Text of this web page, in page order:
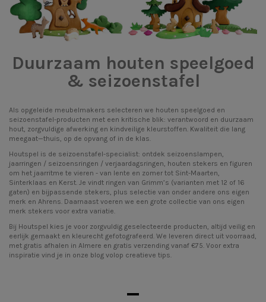
Duurzaam houten speelgoed
& seizoenstafel
Als opgeleide meubelmakers selecteren we houten speelgoed en
seizoenstafel-producten met een kritische blik: verantwoord en duurzaam
hout, zorgvuldige afwerking en kindveilige kleurstoffen. Kwaliteit die lang
meegaat—thuis, op de opvang of in de klas.
Houtspel is de seizoenstafel-specialist: ontdek seizoenslampen,
jaarringen / seizoensringen / verjaardagsringen, houten stekers en figuren
om het jaarritme te vieren - van lente en zomer tot Sint-Maarten,
Sinterklaas en Kerst. Je vindt ringen van Grimm’s (varianten met 12 of 16
gaten) en bijpassende stekers, plus selectie van onder andere ons eigen
merk en Ahrens. Daarnaast voeren we een grote collectie van ons eigen
merk stekers voor extra variatie.
Bij Houtspel kies je voor zorgvuldig geselecteerde producten, altijd veilig en
eerlijk gemaakt en kleurecht gefotografeerd. We leveren direct uit voorraad,
met gratis afhalen in Almere en gratis verzending vanaf €75. Voor extra
inspiratie vind je in onze blog volop creatieve tips.